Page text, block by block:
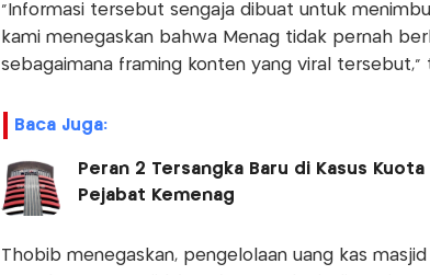
“Informasi tersebut sengaja dibuat untuk
kami menegaskan bahwa Menag tidak pernah
sebagaimana framing konten yang viral tersebut,”
Baca Juga:
Peran 2 Tersangka Baru di Kasus
Pejabat Kemenag
Thobib menegaskan, pengelolaan uang kas